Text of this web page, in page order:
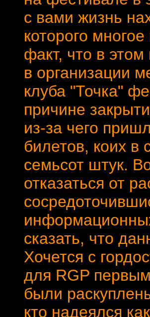
с вами жизнь
которого
факт, что в
в организации
клуба "Точка"
причине
из-за чего
билетов, коих в
семьсот штук.
отказаться от
сказать, что
Хочется с
для RGP
были
кто надеялся